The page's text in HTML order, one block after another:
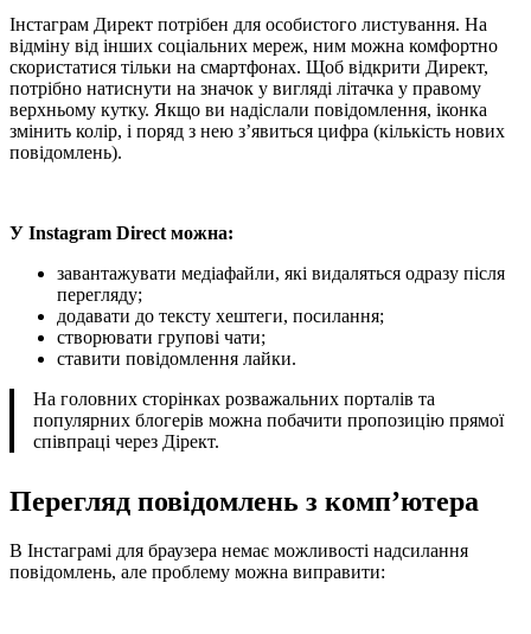
Інстаграм Директ потрібен для особистого листування. На
відміну від інших соціальних мереж, ним можна комфортно
скористатися тільки на смартфонах. Щоб відкрити Директ,
потрібно натиснути на значок у вигляді літачка у правому
верхньому кутку. Якщо ви надіслали повідомлення, іконка
змінить колір, і поряд з нею з’явиться цифра (кількість нових
повідомлень).
У Instagram Direct можна:
завантажувати медіафайли, які видаляться одразу після
перегляду;
додавати до тексту хештеги, посилання;
створювати групові чати;
ставити повідомлення лайки.
На головних сторінках розважальних порталів та
популярних блогерів можна побачити пропозицію прямої
співпраці через Дірект.
Перегляд повідомлень з комп’ютера
В Інстаграмі для браузера немає можливості надсилання
повідомлень, але проблему можна виправити: